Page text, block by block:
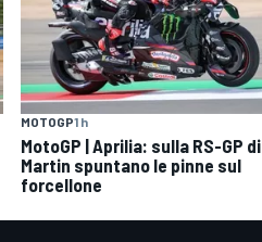
MOTOGP1 h
MotoGP | Aprilia: sulla RS-GP di
Martin spuntano le pinne sul
forcellone